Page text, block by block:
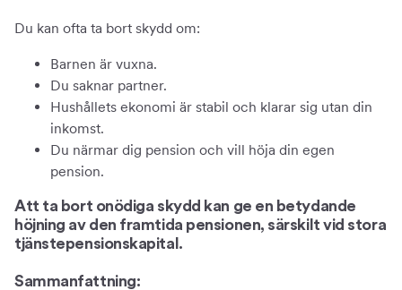
Du kan ofta ta bort skydd om:
Barnen är vuxna.
Du saknar partner.
Hushållets ekonomi är stabil och klarar sig utan din
inkomst.
Du närmar dig pension och vill höja din egen
pension.
Att ta bort onödiga skydd kan ge en betydande
höjning av den framtida pensionen, särskilt vid stora
tjänstepensionskapital.
Sammanfattning: